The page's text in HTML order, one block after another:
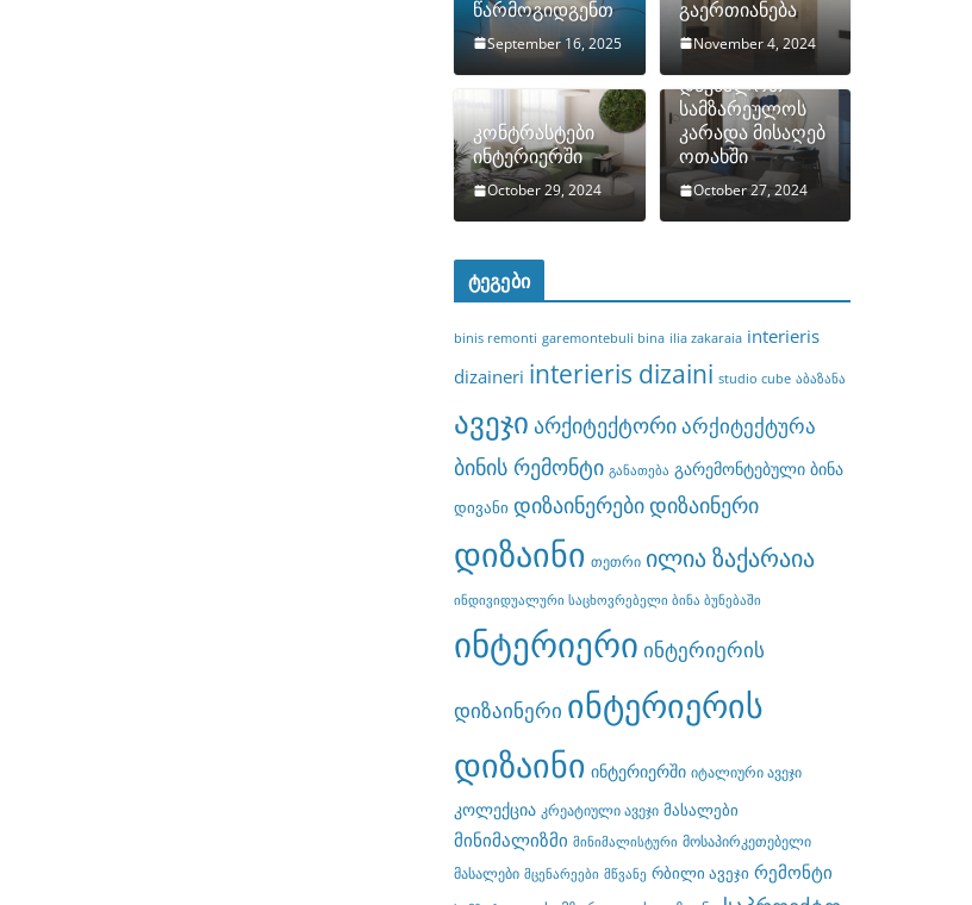
წარმოგიდგენთ
September 16, 2025
გაერთიანება
November 4, 2024
კონტრასტები
ინტერიერში
October 29, 2024
როგორ
დავმალოთ
სამზარეულოს
კარადა მისაღებ
ოთახში
October 27, 2024
ტეგები
binis remonti garemontebuli bina ilia zakaraia interieris
dizaineri interieris dizaini studio cube აბაზანა
ავეჯი არქიტექტორიარქიტექტურა
ბინის რემონტი განათება გარემონტებული ბინა
დივანი დიზაინერებიდიზაინერი
დიზაინი თეთრი ილია ზაქარაია
ინდივიდუალური საცხოვრებელი ბინა ბუნებაში
ინტერიერი ინტერიერის
დიზაინერი ინტერიერის
დიზაინი ინტერიერში იტალიური ავეჯი
კოლექცია კრეატიული ავეჯი მასალები
მინიმალიზმი მინიმალისტური მოსაპირკეთებელი
მასალები მცენარეები მწვანე რბილი ავეჯი რემონტი